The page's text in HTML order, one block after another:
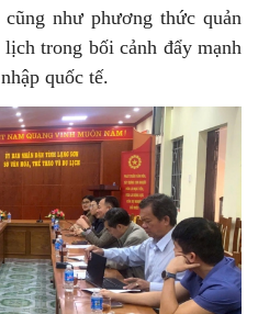
như phương thức quản
trong bối cảnh đẩy mạnh
quốc tế.